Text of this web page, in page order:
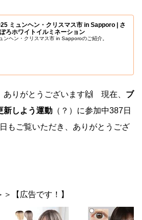
ミュンヘン・クリスマス市 in Sapporo | さ
ろホワイトイルミネーション
ンヘン・クリスマス市 in Sapporoのご紹介。
ありがとうございます🙌 現在、 ブ
新しよう運動 （？）に参加中387日
もご覧いただき、ありがとうござ
＞【広告です！】